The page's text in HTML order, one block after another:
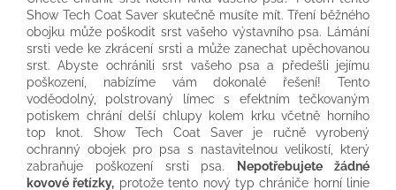
Show Tech Coat Saver skutečně musíte mít. Tření běžného
obojku může poškodit srst vašeho výstavního psa. Lámání
srsti vede ke zkrácení srsti a může zanechat upěchovanou
srst. Abyste ochránili srst vašeho psa a předešli jejímu
poškození, nabízíme vám dokonalé řešení! Tento
voděodolný, polstrovaný límec s efektním tečkovaným
potiskem chrání delší chlupy kolem krku včetně horního
top knot. Show Tech Coat Saver je ručně vyrobený
ochranný obojek pro psa s nastavitelnou velikostí, který
zabraňuje poškození srsti psa.
Nepotřebujete žádné
kovové řetízky, protože tento nový typ chrániče horní linie